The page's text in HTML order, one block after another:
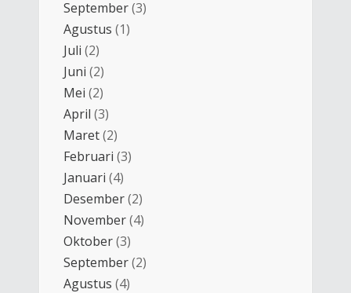
September(3)
Agustus (1)
Juli (2)
Juni (2)
Mei (2)
April (3)
Maret(2)
Februari (3)
Januari (4)
Desember(2)
November(4)
Oktober(3)
September(2)
Agustus (4)